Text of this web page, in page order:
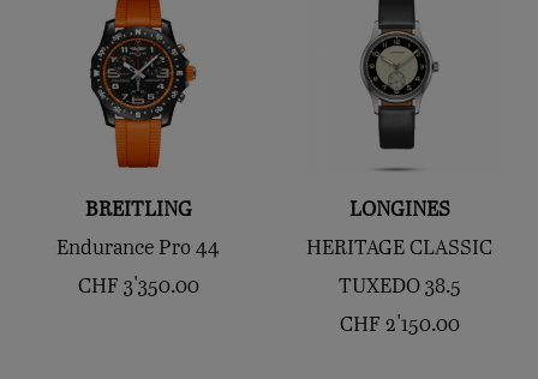
BREITLING
Endurance Pro 44
CHF 3'350.00
LONGINES
HERITAGE CLASSIC
TUXEDO 38.5
CHF 2'150.00